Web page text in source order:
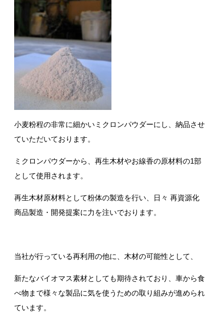
小麦粉程の非常に細かいミクロンパウダーにし、納品させ
ていただいております。
ミクロンパウダーから、再生木材やお線香の原材料の1部
として使用されます。
再生木材原材料として粉体の製造を行い、日々 再資源化
商品製造・開発提案に力を注いでおります。
当社が行っている再利用の他に、木材の可能性として、
新たなバイオマス素材としても期待されており、車から食
べ物まで様々な製品に気を使うための取り組みが進められ
ています。